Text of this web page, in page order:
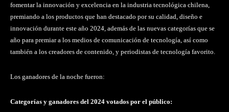
fomentar la innovación y excelencia en la industria tecnológica chilena,
premiando a los productos que han destacado por su calidad, diseño e
innovación durante este año 2024, además de las nuevas categorías que se
año para premiar a los medios de comunicación de tecnología, así como
también a los creadores de contenido, y periodistas de tecnología favorito.
Los ganadores de la noche fueron:
Categorías y ganadores del 2024 votados por el público: